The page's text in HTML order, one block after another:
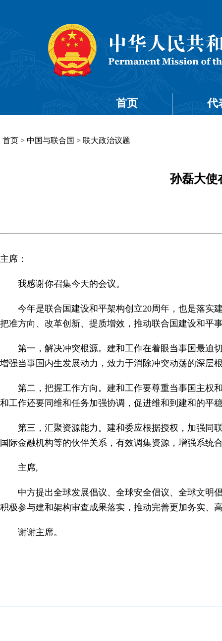
首页 代
首页 > 中国与联合国 > 联大政治议题
孙磊大使
主席：
我感谢你召集今天的会议。
今年是联合国建设和平架构创立20周年，也是落实
把准方向、改革创新、提质增效，推动联合国建设和平
第一，解决冲突根源。建和工作在着眼当事国最迫
增强当事国内生发展动力，致力于消除冲突动荡的深层
第二，把握工作方向。建和工作要尊重当事国主权
和工作还要同维和任务加强协调，促进维和到建和的平
第三，汇聚资源能力。建和委应根据授权，加强同
国际金融机构等的伙伴关系，有效调集资源，增强系统
主席,
中方提出全球发展倡议、全球安全倡议、全球文明
积极参与建和架构审查成果落实，推动完善更加务实、
谢谢主席。